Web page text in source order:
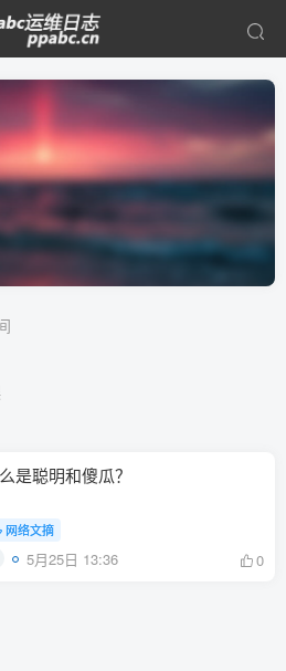
是聪明和傻瓜？
网络文摘
5月25日 13:36 0